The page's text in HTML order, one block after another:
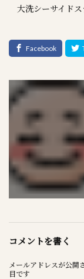
大洗シーサイド
コメントを書く
メールアドレスが公開
目です